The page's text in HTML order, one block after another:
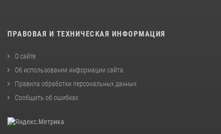
ПРАВОВАЯ И ТЕХНИЧЕСКАЯ ИНФОРМАЦИЯ
О сайте
Об использовании информации сайта
Правила обработки персональных данных
Сообщить об ошибках